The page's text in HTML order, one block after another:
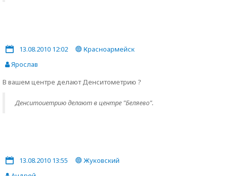
13.08.2010 12:02
Красноармейск
Ярослав
В вашем центре делают Денситометрию ?
Денситоиетрию делают в центре "Беляево".
13.08.2010 13:55
Жуковский